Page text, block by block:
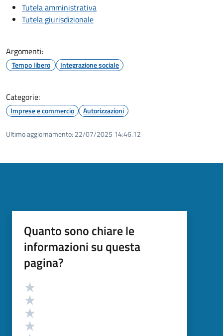
Tutela amministrativa
Tutela giurisdizionale
Argomenti:
Tempo libero Integrazione sociale
Categorie:
Imprese e commercio Autorizzazioni
Ultimo aggiornamento: 22/07/2025 14:46.12
Quanto sono chiare le
informazioni su questa
pagina?
Valutazione